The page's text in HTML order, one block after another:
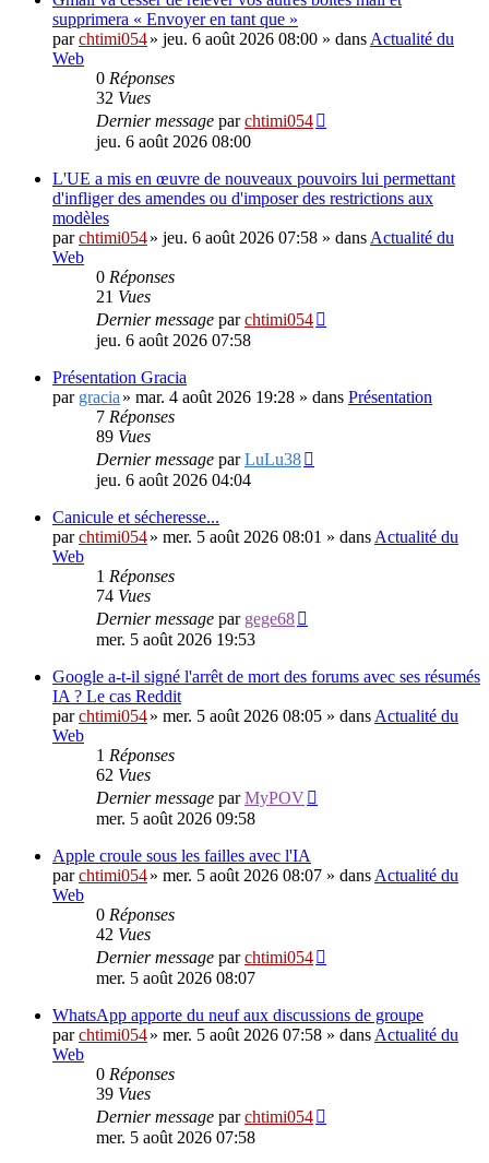
supprimera « Envoyer en tant que »
parchtimi054» jeu. 6 août 2026 08:00 » dans Actualité du
Web
0 Réponses
32 Vues
Dernier message parchtimi054
jeu. 6 août 2026 08:00
L'UE a mis en œuvre de nouveaux pouvoirs lui permettant
d'infliger des amendes ou d'imposer des restrictions aux
modèles
parchtimi054» jeu. 6 août 2026 07:58 » dans Actualité du
Web
0 Réponses
21 Vues
Dernier message parchtimi054
jeu. 6 août 2026 07:58
Présentation Gracia
par gracia » mar. 4 août 2026 19:28 » dans Présentation
7 Réponses
89 Vues
Dernier message parLuLu38
jeu. 6 août 2026 04:04
Canicule et sécheresse...
parchtimi054» mer. 5 août 2026 08:01 » dans Actualité du
Web
1 Réponses
74 Vues
Dernier message par gege68
mer. 5 août 2026 19:53
Google a-t-il signé l'arrêt de mort des forums avec ses résumés
IA ? Le cas Reddit
parchtimi054» mer. 5 août 2026 08:05 » dans Actualité du
Web
1 Réponses
62 Vues
Dernier message parMyPOV
mer. 5 août 2026 09:58
Apple croule sous les failles avec l'IA
parchtimi054» mer. 5 août 2026 08:07 » dans Actualité du
Web
0 Réponses
42 Vues
Dernier message parchtimi054
mer. 5 août 2026 08:07
WhatsApp apporte du neuf aux discussions de groupe
parchtimi054» mer. 5 août 2026 07:58 » dans Actualité du
Web
0 Réponses
39 Vues
Dernier message parchtimi054
mer. 5 août 2026 07:58